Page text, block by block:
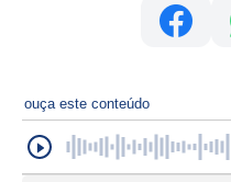
ouça este conteúdo